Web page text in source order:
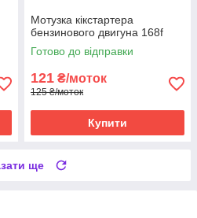
Мотузка кікстартера
бензинового двигуна 168f
Готово до відправки
121 ₴/моток
125 ₴/моток
Купити
ще